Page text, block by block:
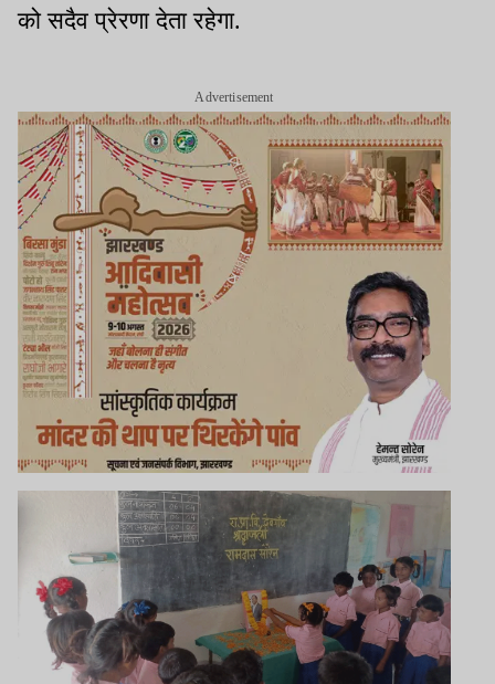
को सदैव प्रेरणा देता रहेगा.
Advertisement